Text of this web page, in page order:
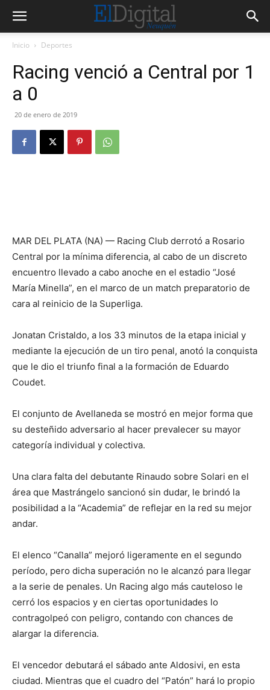
Inicio Deportes
Racing venció a Central por 1
a 0
20 de enero de 2019
MAR DEL PLATA (NA) — Racing Club derrotó a Rosario
Central por la mínima diferencia, al cabo de un discreto
encuentro llevado a cabo anoche en el estadio “José
María Minella”, en el marco de un match preparatorio de
cara al reinicio de la Superliga.
Jonatan Cristaldo, a los 33 minutos de la etapa inicial y
mediante la ejecución de un tiro penal, anotó la conquista
que le dio el triunfo final a la formación de Eduardo
Coudet.
El conjunto de Avellaneda se mostró en mejor forma que
su desteñido adversario al hacer prevalecer su mayor
categoría individual y colectiva.
Una clara falta del debutante Rinaudo sobre Solari en el
área que Mastrángelo sancionó sin dudar, le brindó la
posibilidad a la “Academia” de reflejar en la red su mejor
andar.
El elenco “Canalla” mejoró ligeramente en el segundo
período, pero dicha superación no le alcanzó para llegar
a la serie de penales. Un Racing algo más cauteloso le
cerró los espacios y en ciertas oportunidades lo
contragolpeó con peligro, contando con chances de
alargar la diferencia.
El vencedor debutará el sábado ante Aldosivi, en esta
ciudad. Mientras que el cuadro del “Patón” hará lo propio